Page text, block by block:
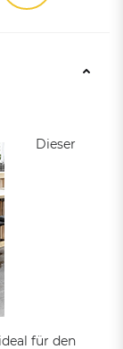
Dieser
für den